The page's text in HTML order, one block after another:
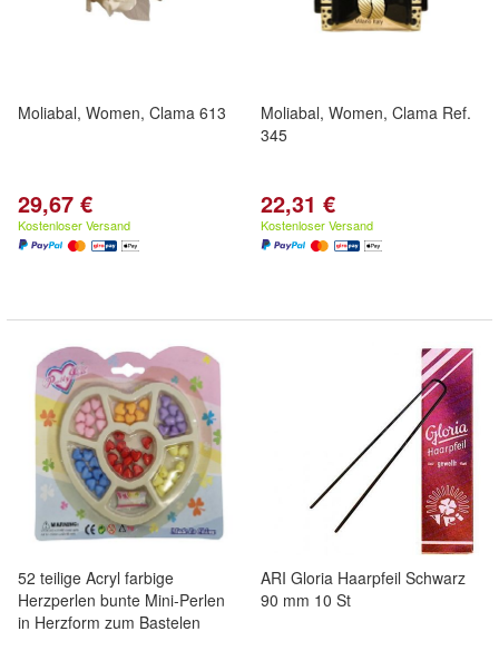
Moliabal, Women, Clama 613
29,67 €
Kostenloser Versand
Moliabal, Women, Clama Ref.
345
22,31 €
Kostenloser Versand
52 teilige Acryl farbige
Herzperlen bunte Mini-Perlen
in Herzform zum Bastelen
ARI Gloria Haarpfeil Schwarz
90 mm 10 St